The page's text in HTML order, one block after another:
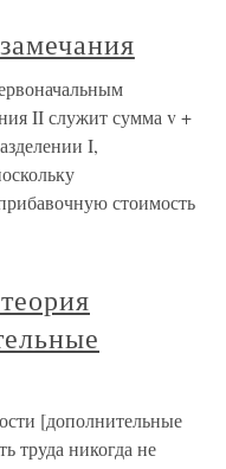
II служит сумма v +
I,
стоимость
[дополнительные
труда никогда не